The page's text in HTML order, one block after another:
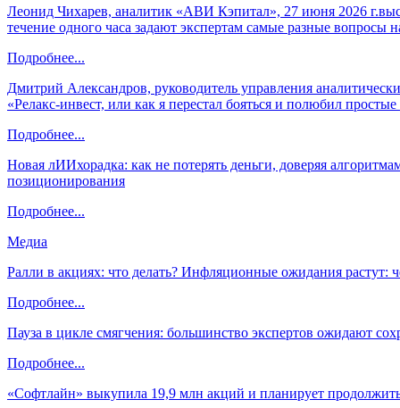
Леонид Чихарев, аналитик «АВИ Кэпитал», 27 июня 2026
течение одного часа задают экспертам самые разные вопросы
Подробнее...
Дмитрий Александров, руководитель управления
«Релакс-инвест, или как я перестал бояться и полюбил
Подробнее...
Новая лИИхорадка: как не потерять деньги, доверяя
позиционирования
Подробнее...
Медиа
Ралли в акциях: что делать? Инфляционные ожидания
Подробнее...
Пауза в цикле смягчения: большинство экспертов ожидают
Подробнее...
«Софтлайн» выкупила 19,9 млн акций и планирует